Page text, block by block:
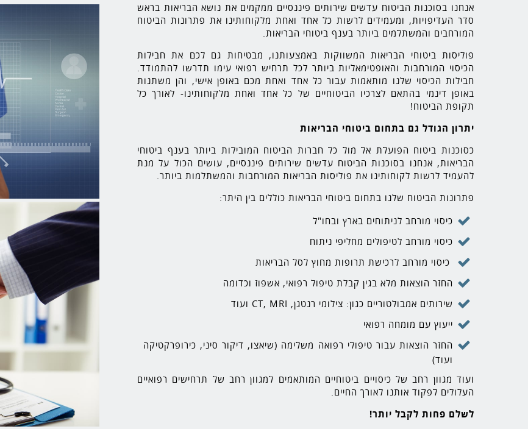
אנחנו בסוכנות הביטוח עדשים שירותים פיננסיים ממקמים את נושא הבריאות בראש
סדר העדיפויות, ומעמידים לרשות כל אחד ואחת מלקוחותינו את פתרונות הביטוח
המורחבים והמשתלמים ביותר בענף ביטוחי הבריאות.
פוליסות ביטוחי הבריאות המשווקות באמצעותנו, מבטיחות גם לכם את חבילות
הכיסוי המורחבות והאופטימאליות ביותר לכל תרחיש רפואי עימו תדרשו להתמודד.
חבילות הכיסוי שלנו מותאמות עבור כל אחד ואחת מכם באופן אישי, והן משתנות
באופן דינמי בהתאם לצרכיו הביטוחיים של כל אחד ואחת מלקוחותינו- לאורך כל
תקופת הביטוח!
יתרון הגודל גם בתחום ביטוחי הבריאות
כסוכנות ביטוח הפועלת אל מול כל חברות הביטוח המובילות ביותר בענף ביטוחי
הבריאות, אנחנו בסוכנות הביטוח עדשים שירותים פיננסיים, עושים הכול על מנת
להעמיד לרשות לקוחותינו את פוליסות הבריאות המורחבות והמשתלמות ביותר.
פתרונות הביטוח שלנו בתחום ביטוחי הבריאות כוללים בין היתר:
כיסוי מורחב לניתוחים בארץ ובחו"ל
כיסוי מורחב לטיפולים מחליפי ניתוח
כיסוי מורחב לרכישת תרופות מחוץ לסל הבריאות
החזר הוצאות מלא בגין קבלת טיפול רפואי, אשפוז וכדומה
שירותים אמבולטוריים כגון: צילומי רנטגן, CT, MRI ועוד
ייעוץ עם מומחה רפואי
החזר הוצאות עבור טיפולי רפואה משלימה (שיאצו, דיקור סיני, כירופרקטיקה
ועוד)
ועוד מגוון רחב של כיסויים ביטוחיים המותאמים למגוון רחב של תרחישים רפואיים
העלולים לפקוד אותנו לאורך החיים.
לשלם פחות לקבל יותר!